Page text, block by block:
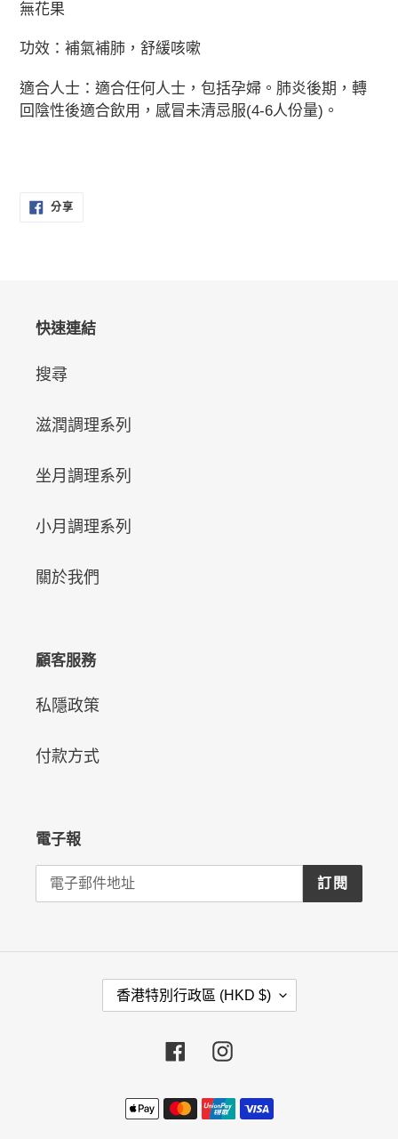
無花果
功效：補氣補肺，舒緩咳嗽
適合人士：適合任何人士，包括孕婦。肺炎後期，轉
回陰性後適合飲用，感冒未清忌服(4-6人份量)。
分享分
快速連結
搜尋
滋潤調理系列
坐月調理系列
小月調理系列
關於我們
顧客服務
私隱政策
付款方式
電子報
訂閱
國
家
香港特別行政區 (HKD $)
FacebookInstagram
付
款